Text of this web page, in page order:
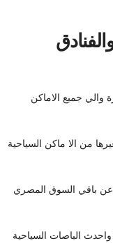
والي جميع الاماكن
من الا ماكن السياحية
01121761951 ، اسعارنا دائما مميزة عن باقي السوق المصري
لذلك والسعر والخدمة 01099552706 ، نحن نتميز بتقديم افضل الخدمات واقل سعر 01099552706 واحدث الباصات السياحية